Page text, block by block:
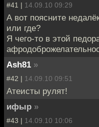
#41 | 14.09.10 09:29
А вот поясните
или где?
Я чего-то в этой
Ash81 »
#42 | 14.09.10 09:51
Атеисты рулят!
ифыр »
#43 | 14.09.10 10:06